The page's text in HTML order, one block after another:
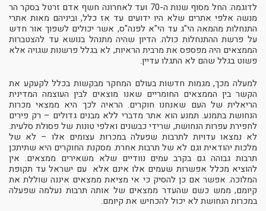
לדוגמה: החל מסוף שנות ה-70 ועד לאחרונה חשף אדם זרטל בסקר הר
מנשה אלפי אתרים שלא היו ידועים עד אז כלל, וביניהם מאות אתרי
התנחלות מהמאה הי"ג עד הי"א לפנה"ס, אשר יכולים לשפוך אור חדש
על פרשת ההתנחלות כולה. הדיון שהיה מתנהל בנושא עד להצטברות
הממצאים היה מפספס את מרבית הראיות, לא בגלל פרשנות שגויה אלא
פשוט בגלל שהם לא התגלו עדיין.
למעלה מכך, מגמות חדשות בעולם המחקר מבקשות בכלל לקעקע את
הקשר בין הממצאים החומריים שאנו מוצאים לבין העוצמה המדינית
הריאלית של העם שאנחנו חוקרים. הראיה לכך היא ממצאי מכרות
הנחושת בתמנע. תמנע הוא אתר מדברי ללא מבנים גדולים – רק פירים
לחפירת עפרות הנחושת, שרידי כבשנים ואלפי טונות של פסולת סלעית.
לא נמצאו עדויות לתרבות שפעלה במכרות עצומים אלו – לא של
מלכות יהודאית וגם לא של תרבות אחרת. מסקנת החוקרים היא שתיתכן
תרבות גבוהה גם בקרב עמים נוודיים שלא משאירים ממצאים. אין
להוציא מכלל אפשרות שעמים אלו אינם אלא עם ישראל עד תקופת
המלוכה. אפשר אם כן להסיק כי אי מציאת ממצאים איננה שוללת את
קיומם, ממש כשם שהעדר ממצאים של אותה תרבות נעלמה שפעלה
במכרות הנחושת לא יכול להכחיש את קיומם.